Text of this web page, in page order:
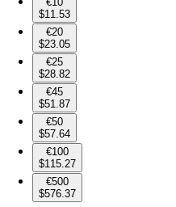
$11.53
€20
$23.05
€25
$28.82
€45
$51.87
€50
$57.64
€100
$115.27
€500
$576.37